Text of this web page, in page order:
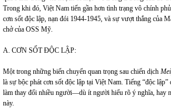
Trong khi đó, Việt Nam tiến gần hơn tình trạng vô chính
cơn sốt độc lập, nạn đói 1944-1945, và sự vượt thắng của
chở của OSS Mỹ.
A. CƠN SỐT ĐỘC LẬP:
Một trong những biến chuyển quan trọng sau chiến dịch
là sự bộc phát cơn sốt độc lập tại ViệtNam. Tiếng “độc lập”
làm thay đổi nhiều người—dù ít người hiểu rõ ý nghĩa, hay
này.